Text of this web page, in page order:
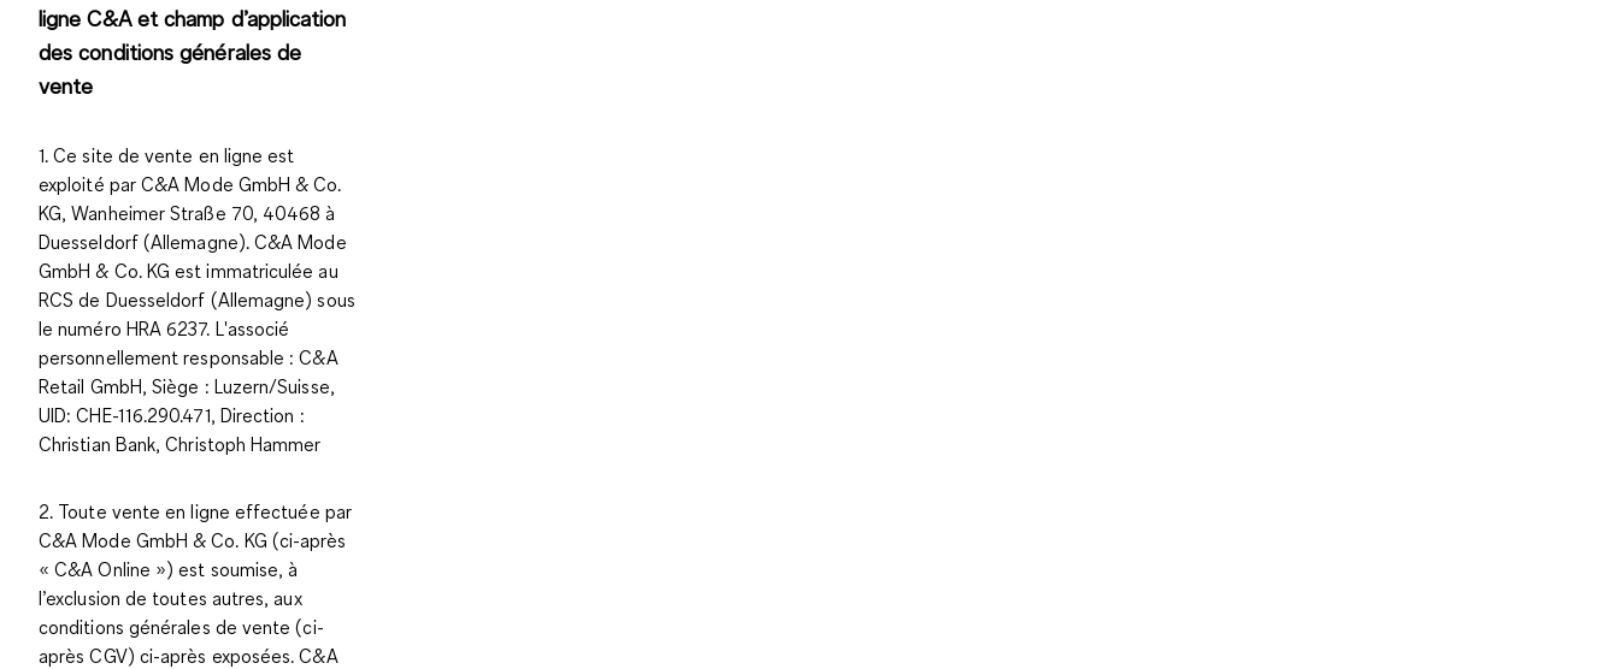
ligne C&A et champ d’application
des conditions générales de
vente
1. Ce site de vente en ligne est
exploité par C&A Mode GmbH & Co.
KG, Wanheimer Straße 70, 40468 à
Duesseldorf (Allemagne). C&A Mode
GmbH & Co. KG est immatriculée au
RCS de Duesseldorf (Allemagne) sous
le numéro HRA 6237. L'associé
personnellement responsable : C&A
Retail GmbH, Siège : Luzern/Suisse,
UID: CHE-116.290.471, Direction :
Christian Bank, Christoph Hammer
2. Toute vente en ligne effectuée par
C&A Mode GmbH & Co. KG (ci-après
« C&A Online ») est soumise, à
l’exclusion de toutes autres, aux
conditions générales de vente (ci-
après CGV) ci-après exposées. C&A